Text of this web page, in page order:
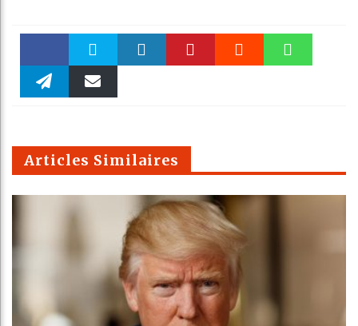
Faceboo Twitter
m
Articles Similaires